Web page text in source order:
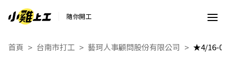
隨你開工
首頁 台南市打工 藝珂人事顧問股份有限公司